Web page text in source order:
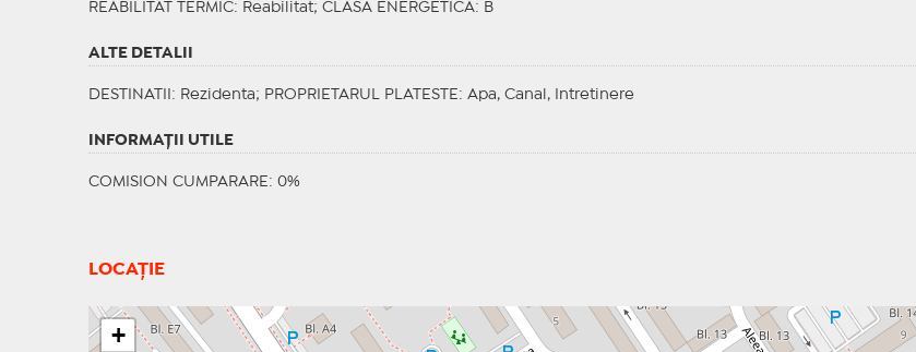
REABILITAT TERMIC: Reabilitat; CLASA ENERGETICA: B
ALTE DETALII
DESTINATII : Rezidenta; PROPRIETARUL PLATESTE : Apa, Canal, Intretinere
INFORMAŢII UTILE
COMISION CUMPARARE: 0%
LOCAȚIE
+